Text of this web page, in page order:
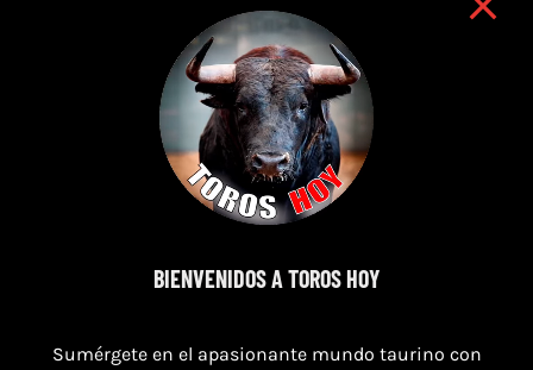
BIENVENIDOS A TOROS HOY
Sumérgete en el apasionante mundo taurino con